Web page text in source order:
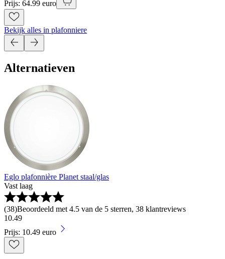
Prijs: 64.99 euro
Bekijk alles in plafonniere
Alternatieven
Eglo plafonnière Planet staal/glas
Vast laag
(38)Beoordeeld met 4.5 van de 5 sterren, 38 klantreviews
10.49
Prijs: 10.49 euro